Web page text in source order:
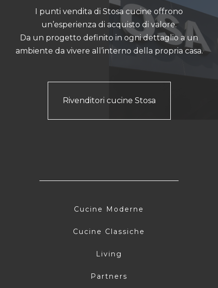
I punti vendita di Stosa cucine offrono
un’esperienza di acquisto di valore.
Da un progetto definito in ogni dettaglio a un
ambiente da vivere all’interno della propria casa.
Rivenditori cucine Stosa
Cucine Moderne
Cucine Classiche
Living
Partners